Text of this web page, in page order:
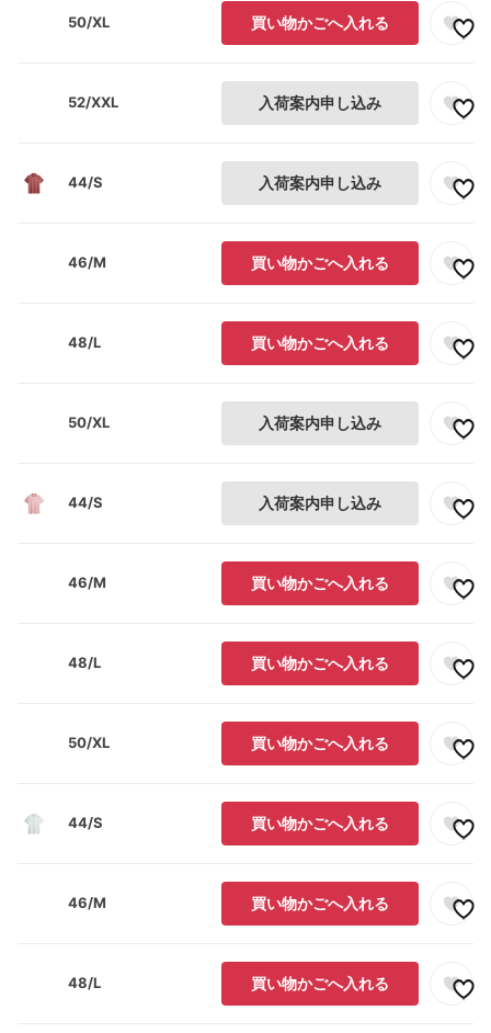
50/XL 買い物かごへ入れる
52/XXL 入荷案内申し込み
44/S 入荷案内申し込み
46/M 買い物かごへ入れる
48/L 買い物かごへ入れる
50/XL 入荷案内申し込み
44/S 入荷案内申し込み
46/M 買い物かごへ入れる
48/L 買い物かごへ入れる
50/XL 買い物かごへ入れる
44/S 買い物かごへ入れる
46/M 買い物かごへ入れる
48/L 買い物かごへ入れる